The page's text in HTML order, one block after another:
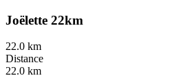
Joëlette 22km
22.0 km
Distance
22.0 km